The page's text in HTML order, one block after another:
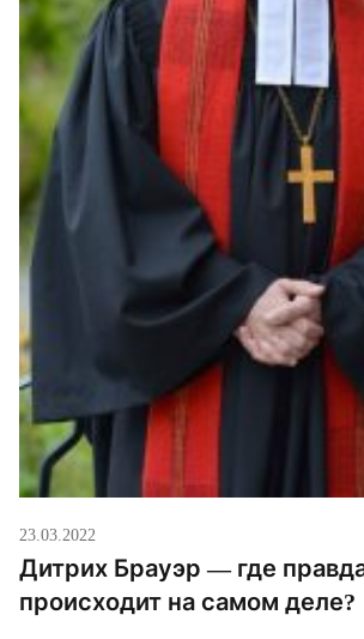
23.03.2022
Дитрих Брауэр — где
происходит на самом деле?